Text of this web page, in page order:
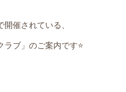
催されている、
ブ」のご案内です⭐️